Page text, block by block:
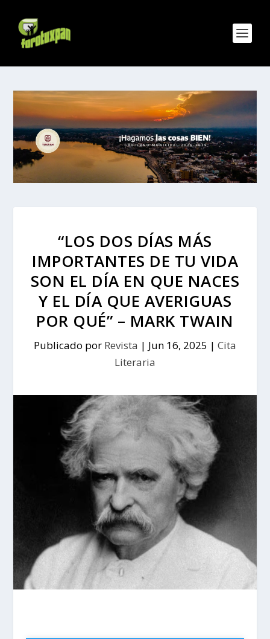
“LOS DOS DÍAS MÁS
IMPORTANTES DE TU VIDA
SON EL DÍA EN QUE NACES
Y EL DÍA QUE AVERIGUAS
POR QUÉ” – MARK TWAIN
Publicado por Revista | Jun 16, 2025 | Cita
Literaria